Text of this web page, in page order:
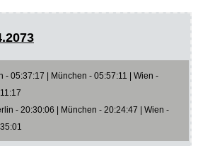
- 05:37:17 | München - 05:57:11 | Wien -
- 20:30:06 | München - 20:24:47 | Wien -